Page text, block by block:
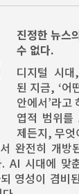
진정한 뉴스
수 없다.
디지털 시
된 지금, ‘어
안에서’라고
엽적 범위를
제든지, 무엇
완전히 개방
AI 시대에 맞
영성이 겸비